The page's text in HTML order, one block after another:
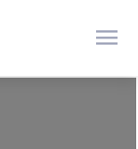
menu